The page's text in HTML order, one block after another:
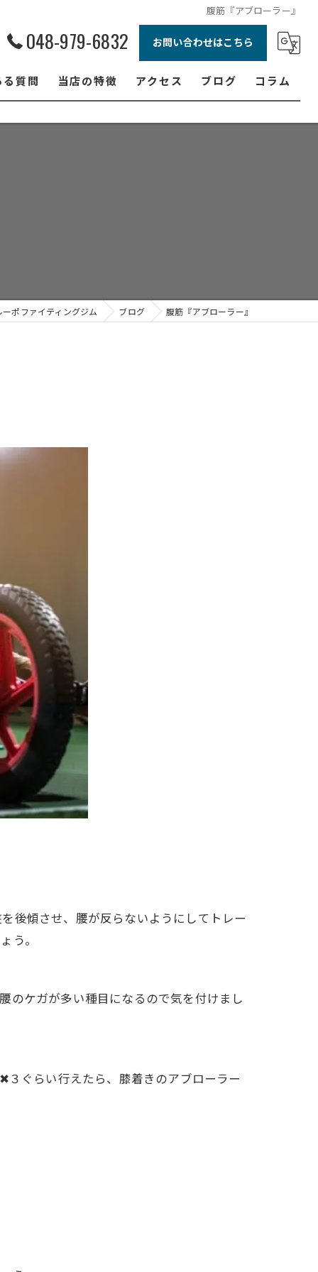
腹筋『アブローラー』
048-979-6832 お問い合わせはこちら
質問 当店の特徴
ボクシング
アクセス ブログ コラム
ポファイティングジム ブログ 腹筋『アブローラー』
後傾させ、腰が反らないようにしてトレー
う。
のケガが多い種目になるので気を付けまし
ぐらい行えたら、膝着きのアブローラー